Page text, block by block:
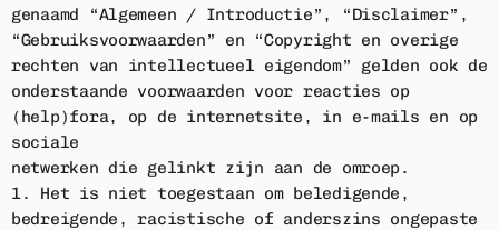
genaamd “Algemeen / Introductie”, “Disclaimer”,
“Gebruiksvoorwaarden” en “Copyright en overige
rechten van intellectueel eigendom” gelden ook de
onderstaande voorwaarden voor reacties op
(help)fora, op de internetsite, in e-mails en op
sociale
netwerken die gelinkt zijn aan de omroep.
1. Het is niet toegestaan om beledigende,
bedreigende, racistische of anderszins ongepaste